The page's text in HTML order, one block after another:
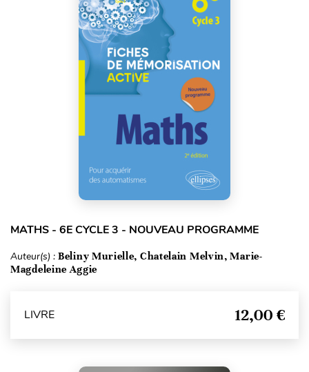
MATHS - 6E CYCLE 3 - NOUVEAU PROGRAMME
Auteur(s) : Beliny Murielle, Chatelain Melvin, Marie-
Magdeleine Aggie
LIVRE 12,00 €